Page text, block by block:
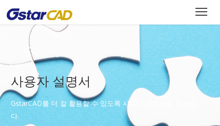
사용자 설명서
GstarCAD를 더 잘 활용할 수 있도록 사용자 가이드를 제공합니
다.